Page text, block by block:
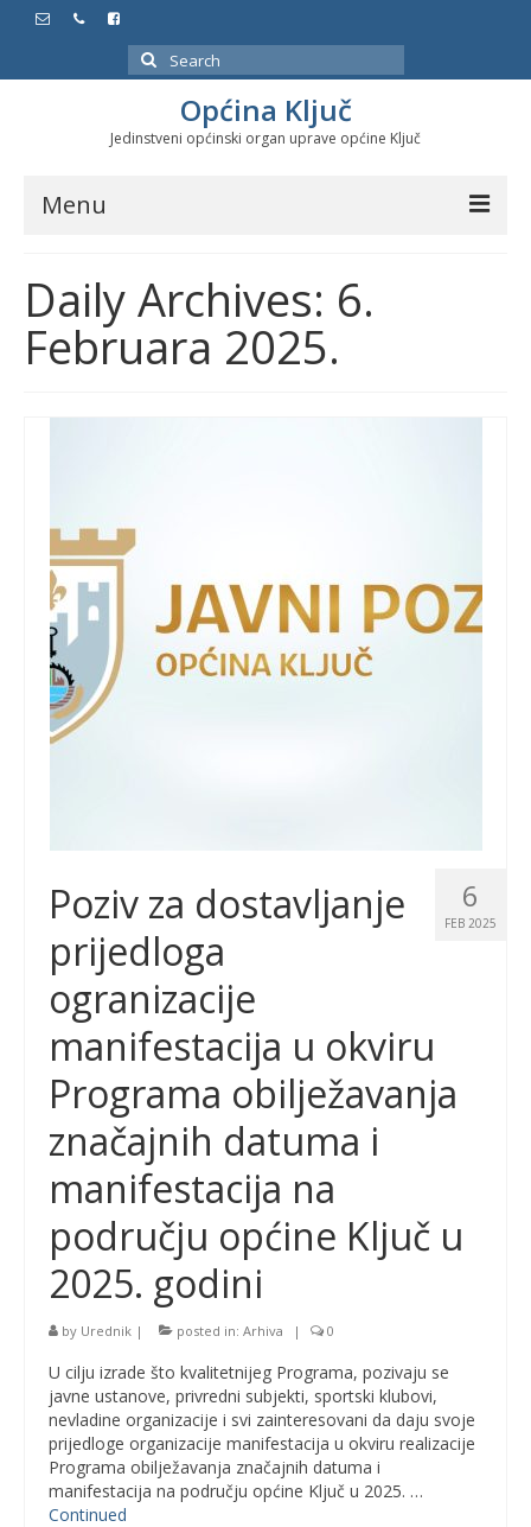
Search
for:
Općina Ključ
Jedinstveni općinski organ uprave općine Ključ
Menu
Službeni glasnici
Javne nabavke
Značajni datumi i manifestacije
Daily Archives: 6.
Februara 2025.
6
FEB 2025
Poziv za dostavljanje
prijedloga
ogranizacije
manifestacija u okviru
Programa obilježavanja
značajnih datuma i
manifestacija na
području općine Ključ u
2025. godini
by Urednik | posted in: Arhiva | 0
U cilju izrade što kvalitetnijeg Programa, pozivaju se
javne ustanove, privredni subjekti, sportski klubovi,
nevladine organizacije i svi zainteresovani da daju svoje
prijedloge organizacije manifestacija u okviru realizacije
Programa obilježavanja značajnih datuma i
manifestacija na području općine Ključ u 2025. …
Continued